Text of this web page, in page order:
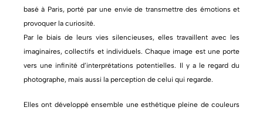
basé à Paris, porté par une envie de transmettre des émotions et
provoquer la curiosité.
Par le biais de leurs vies silencieuses, elles travaillent avec les
imaginaires, collectifs et individuels. Chaque image est une porte
vers une infinité d’interprétations potentielles. Il y a le regard du
photographe, mais aussi la perception de celui qui regarde.
Elles ont développé ensemble une esthétique pleine de couleurs